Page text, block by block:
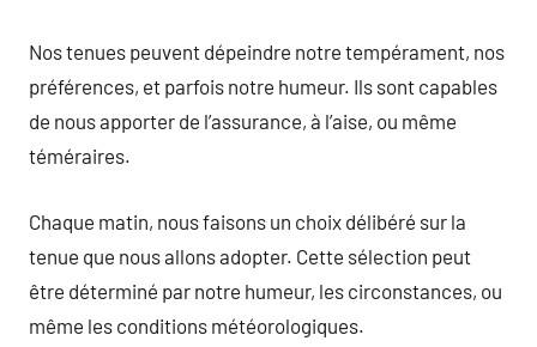
Nos tenues peuvent dépeindre notre tempérament, nos
préférences, et parfois notre humeur. Ils sont capables
de nous apporter de l’assurance, à l’aise, ou même
téméraires.
Chaque matin, nous faisons un choix délibéré sur la
tenue que nous allons adopter. Cette sélection peut
être déterminé par notre humeur, les circonstances, ou
même les conditions météorologiques.